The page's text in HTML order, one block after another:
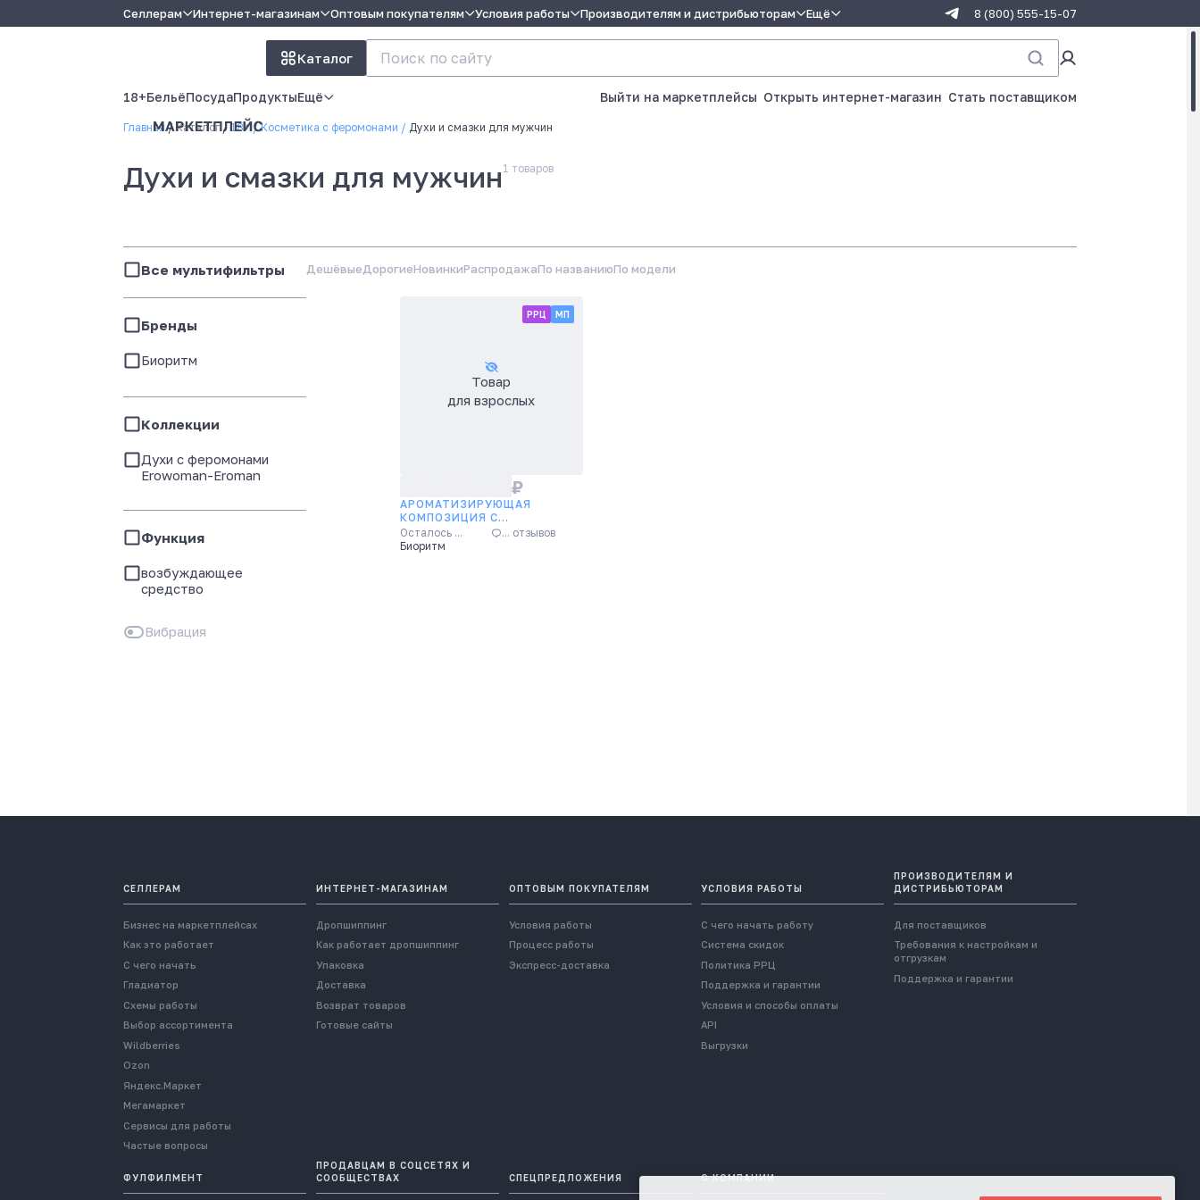
Селлерам Интернет-магазинам Оптовым покупателям Условия работы Производителям и дистрибьюторам Ещё 8 (800) 555-15-07
Каталог
18+БельёПосудаПродуктыЕщё Выйти на маркетплейсы Открыть интернет-магазин Стать поставщиком
Главная Каталог 18+ Косметика с феромонами Духи и смазки для мужчин
Духи и смазки для мужчин 1 товаров
Все мультифильтры
Бренды
Биоритм
Коллекции
Духи с феромонами
Erowoman-Eroman
Функция
возбуждающее
средство
Вибрация
ДешёвыеДорогиеНовинкиРаспродажаПо названиюПо модели
Товар
для взрослых
₽
АРОМАТИЗИРУЮЩАЯ
КОМПОЗИЦИЯ С
ФЕРОМОНАМИ БЕЗ ЗАПАХА
EROMAN НЕЙТРАЛ - 10 МЛ.
Осталось ...
... отзывов
Биоритм
РРЦ МП
СЕЛЛЕРАМ
Бизнес на маркетплейсах
Как это работает
С чего начать
Гладиатор
Схемы работы
Выбор ассортимента
Wildberries
Ozon
Яндекс.Маркет
Мегамаркет
Сервисы для работы
Частые вопросы
ИНТЕРНЕТ-МАГАЗИНАМ
Дропшиппинг
Как работает дропшиппинг
Упаковка
Доставка
Возврат товаров
Готовые сайты
ОПТОВЫМ ПОКУПАТЕЛЯМ
Условия работы
Процесс работы
Экспресс-доставка
УСЛОВИЯ РАБОТЫ
С чего начать работу
Система скидок
Политика РРЦ
Поддержка и гарантии
Условия и способы оплаты
API
Выгрузки
ПРОИЗВОДИТЕЛЯМ И
ДИСТРИБЬЮТОРАМ
Для поставщиков
Требования к настройкам и
отгрузкам
Поддержка и гарантии
ФУЛФИЛМЕНТ
ПРОДАВЦАМ В СОЦСЕТЯХ И
СООБЩЕСТВАХ
СПЕЦПРЕДЛОЖЕНИЯ О КОМПАНИИ